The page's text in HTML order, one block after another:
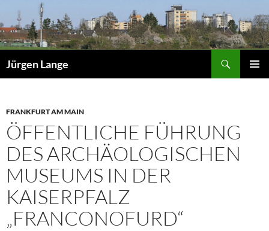
Inhalt
springen
Jürgen Lange
FRANKFURT AM MAIN
ÖFFENTLICHE FÜHRUNG
DES ARCHÄOLOGISCHEN
MUSEUMS IN DER
KAISERPFALZ
„FRANCONOFURD“